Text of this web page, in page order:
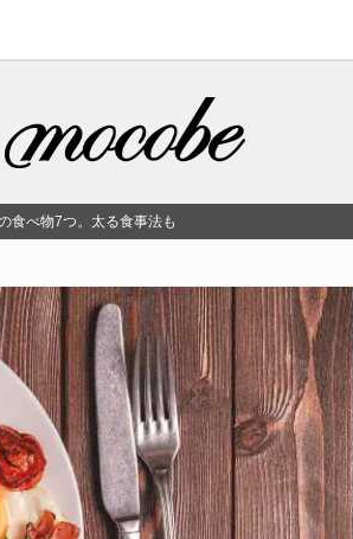
食べ物7つ。太る食事法も